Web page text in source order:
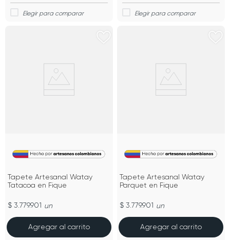
Tapete Artesanal Watay
Tatacoa en Fique
$ 3.779.901 un
Agregar al carrito
Tapete Artesanal Watay
Parquet en Fique
$ 3.779.901 un
Agregar al carrito